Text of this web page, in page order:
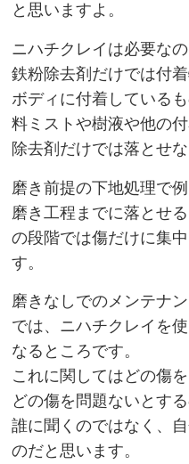
と思いますよ。
ニハチクレイは必要なの
鉄粉除去剤だけでは付
ボディに付着している
料ミストや樹液や他の
除去剤だけでは落とせ
磨き前提の下地処理で
磨き工程までに落とせ
の段階では傷だけに集
す。
磨きなしでのメンテナ
では、ニハチクレイを
なるところです。
これに関してはどの傷
どの傷を問題ないとす
誰に聞くのではなく、
のだと思います。